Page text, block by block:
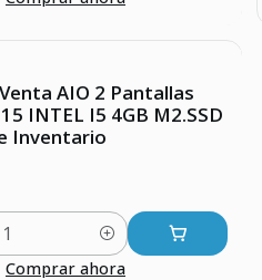
AIO 2 Pantallas
INTEL I5 4GB M2.SSD
Inventario
Comprar ahora